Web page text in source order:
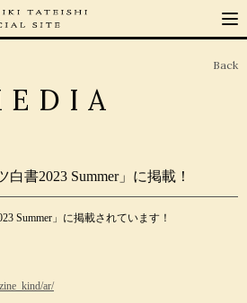
Back
書2023 Summer」に掲載！
Summer」に掲載されています！
ar/